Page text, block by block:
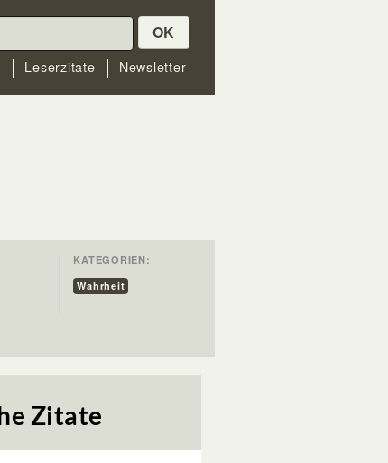
OK
Leserzitate Newsletter
KATEGORIEN:
Wahrheit